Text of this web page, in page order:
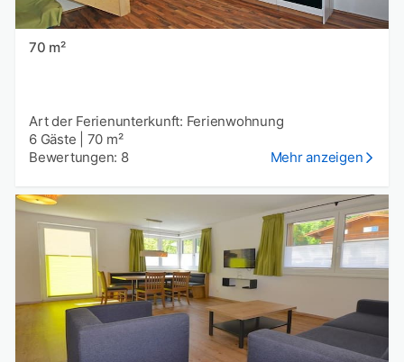
70 m²
Art der Ferienunterkunft: Ferienwohnung
6 Gäste
70 m²
Bewertungen: 8
Mehr anzeigen